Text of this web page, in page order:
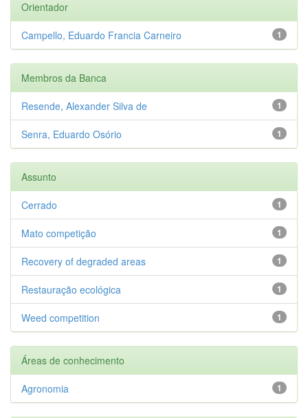
Orientador
1
Campello, Eduardo Francia Carneiro
Membros da Banca
1
Resende, Alexander Silva de
1
Senra, Eduardo Osório
Assunto
1
Cerrado
1
Mato competição
1
Recovery of degraded areas
1
Restauração ecológica
1
Weed competition
Áreas de conhecimento
1
Agronomia